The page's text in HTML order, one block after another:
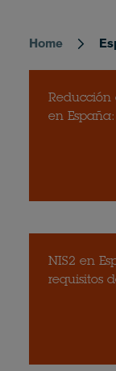
Home
en
NIS2 en
requisitos